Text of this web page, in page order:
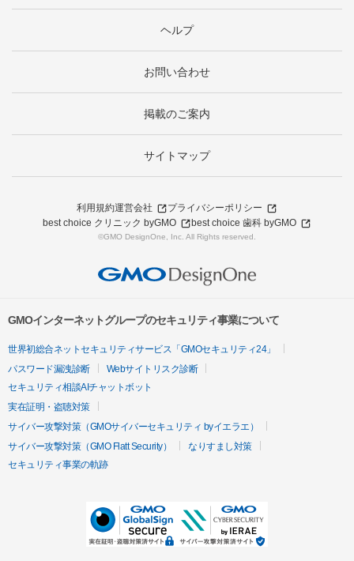
ヘルプ
お問い合わせ
掲載のご案内
サイトマップ
利用規約運営会社
プライバシーポリシー
best choice クリニック byGMO
best choice 歯科 byGMO
©GMO DesignOne, Inc. All Rights reserved.
GMOインターネットグループのセキュリティ事業について
世界初総合ネットセキュリティサービス「GMOセキュリティ24」
パスワード漏洩診断
Webサイトリスク診断
セキュリティ相談AIチャットボット
実在証明・盗聴対策
サイバー攻撃対策（GMOサイバーセキュリティ byイエラエ）
サイバー攻撃対策（GMO Flatt Security）
なりすまし対策
セキュリティ事業の軌跡